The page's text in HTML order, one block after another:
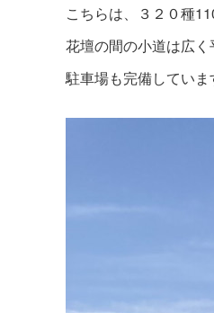
こちらは、３２０種
花壇の間の小道は広
駐車場も完備していま